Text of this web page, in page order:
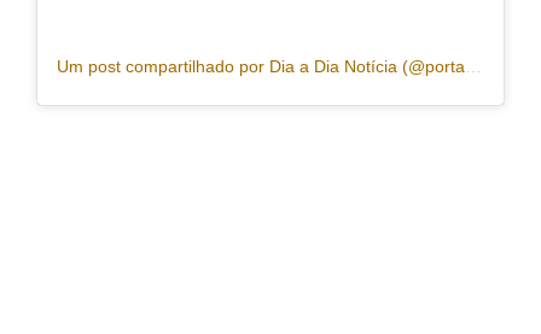
Um post compartilhado por Dia a Dia Notícia (@portaldiaadia)